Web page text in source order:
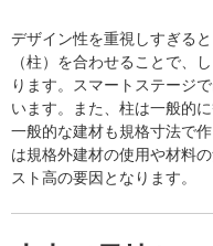
デザイン性を重視しすぎる
（柱）を合わせることで、
ります。スマートステージ
います。また、柱は一般的
一般的な建材も規格寸法で
は規格外建材の使用や材料
スト高の要因となります。